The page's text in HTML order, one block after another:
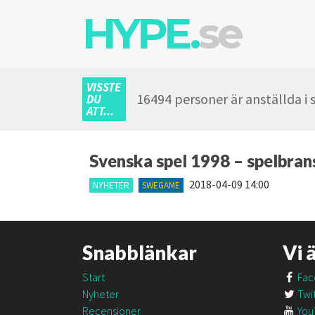
HYPE.se
VISSTE
DU
ATT...
16494 personer är anställda
Svenska spel 1998 –
NYHETER SWEGAME 2018-04-09 14:00
Snabblänkar
Start
Nyheter
Recensioner
Vi